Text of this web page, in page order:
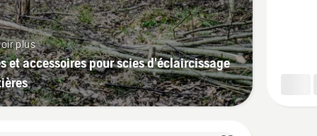
plus
et accessoires pour scies d'éclaircissage